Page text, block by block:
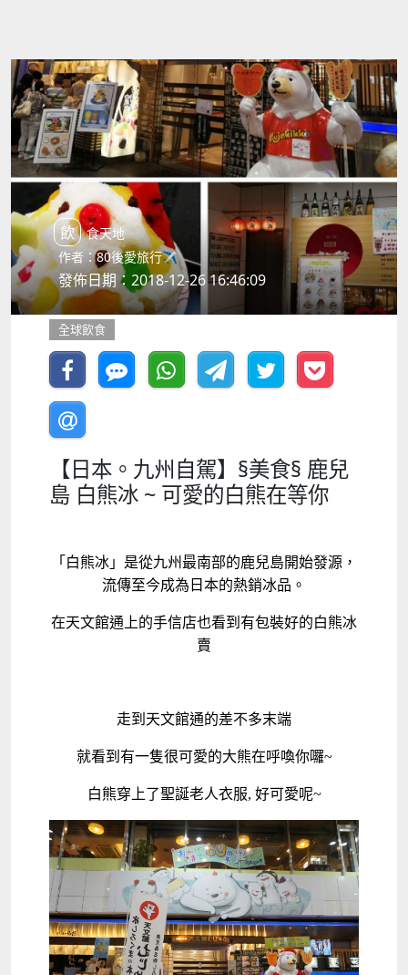
飲食天地
作者：80後愛旅行✈️
發佈日期：2018-12-26 16:46:09
全球飲食
【日本。九州自駕】§美食§ 鹿兒
島 白熊冰 ~ 可愛的白熊在等你
「白熊冰」是從九州最南部的鹿兒島開始發源，
流傳至今成為日本的熱銷冰品。
在天文館通上的手信店也看到有包裝好的白熊冰
賣
走到天文館通的差不多末端
就看到有一隻很可愛的大熊在呼喚你囉~
白熊穿上了聖誕老人衣服, 好可愛呢~